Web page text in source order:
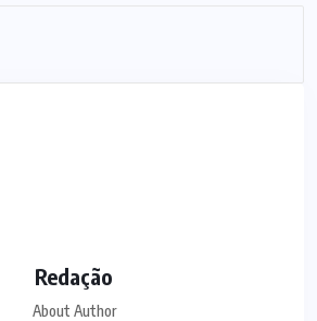
Redação
About Author